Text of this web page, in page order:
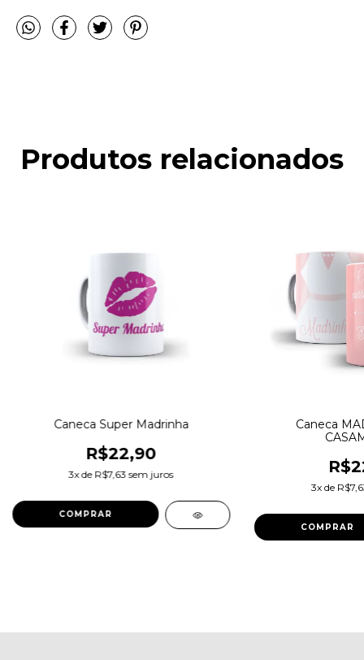
Produtos relacionados
Caneca Super Madrinha
R$22,90
3x de R$7,63 sem juros
Caneca
3x de